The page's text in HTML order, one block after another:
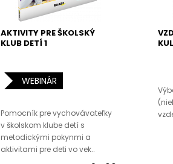
AKTIVITY PRE ŠKOLSKÝ
KLUB DETÍ 1
WEBINÁR
Pomocník pre vychovávateľky
v školskom klube detí s
metodickými pokynmi a
aktivitami pre deti vo vek..